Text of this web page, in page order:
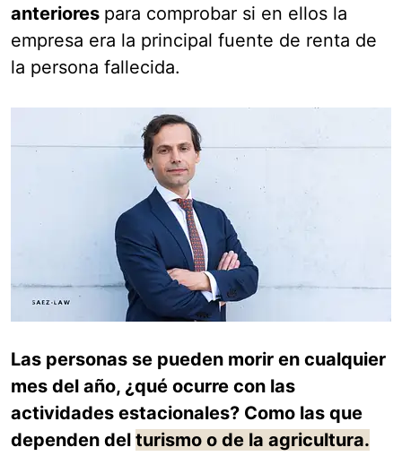
anteriores para comprobar si en ellos la
empresa era la principal fuente de renta de
la persona fallecida.
Las personas se pueden morir en cualquier
mes del año, ¿qué ocurre con las
actividades estacionales? Como las que
dependen del turismo o de la agricultura.